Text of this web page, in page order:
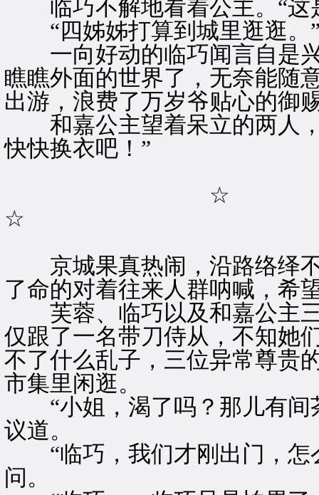
临巧不解地看着公主。“
“四姊姊打算到城里逛逛。
一向好动的临巧闻言自是兴
瞧瞧外面的世界了，无奈能随
出游，浪费了万岁爷贴心的御
和嘉公主望着呆立的两人，
快快换衣吧！”
☆
☆
京城果真热闹，沿路络绎不
了命的对着往来人群呐喊，希
芙蓉、临巧以及和嘉公主三
仅跟了一名带刀侍从，不知她
不了什么乱子，三位异常尊贵
市集里闲逛。
“小姐，渴了吗？那儿有间
议道。
“临巧，我们才刚出门，怎
问。